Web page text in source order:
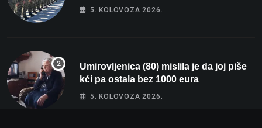
vojnika i 6 vojnikinja
5. KOLOVOZA 2026.
Umirovljenica (80) mislila je da joj piše
kći pa ostala bez 1000 eura
5. KOLOVOZA 2026.